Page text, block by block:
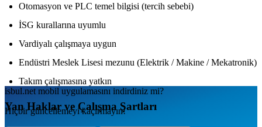
Otomasyon ve PLC temel bilgisi (tercih sebebi)
İSG kurallarına uyumlu
Vardiyalı çalışmaya uygun
Endüstri Meslek Lisesi mezunu (Elektrik / Makine / Mekatronik)
Takım çalışmasına yatkın
Yan Haklar ve Çalışma Şartları
isbul.net mobil uygulamаsını indirdiniz mi?
Hiçbir güncellemeyi kaçırmayın!